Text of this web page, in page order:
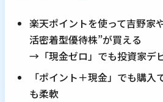
楽天ポイントを使って吉野家
活密着型優待株”が買える
→「現金ゼロ」でも投資家デ
「ポイント＋現金」でも購
も柔軟